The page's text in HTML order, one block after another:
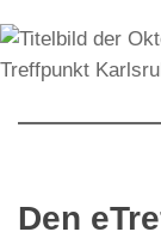
Den